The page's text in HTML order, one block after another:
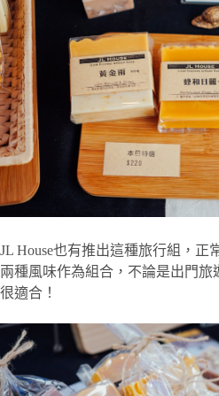
JL House也有推出這種旅行組，正
兩種風味作為組合，不論是出門
很適合！